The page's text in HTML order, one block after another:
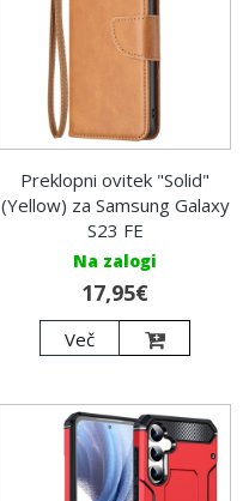
Preklopni ovitek "Solid"
(Yellow) za Samsung Galaxy
S23 FE
Na zalogi
17,95€
Več